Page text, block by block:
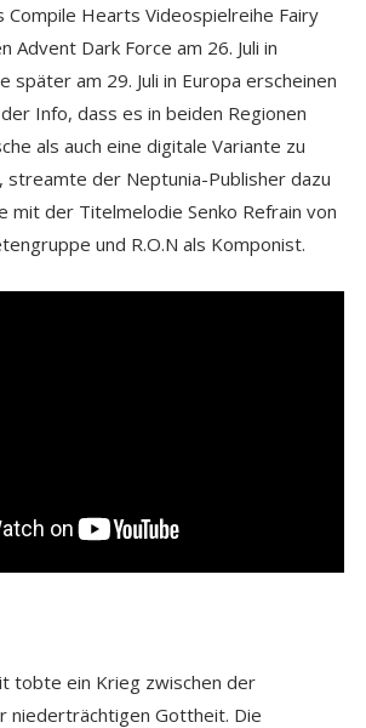
Hearts Videospielreihe Fairy
Advent Dark Force am 26. Juli in
später am 29. Juli in Europa erscheinen
Info, dass es in beiden Regionen
als auch eine digitale Variante zu
streamte der Neptunia-Publisher dazu
mit der Titelmelodie Senko Refrain von
und R.O.N als Komponist.
tobte ein Krieg zwischen der
niederträchtigen Gottheit. Die